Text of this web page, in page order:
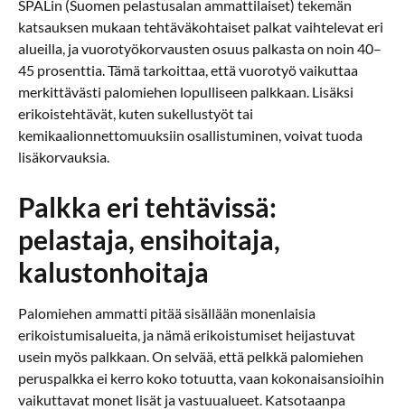
SPALin (Suomen pelastusalan ammattilaiset) tekemän
katsauksen mukaan tehtäväkohtaiset palkat vaihtelevat eri
alueilla, ja vuorotyökorvausten osuus palkasta on noin 40–
45 prosenttia. Tämä tarkoittaa, että vuorotyö vaikuttaa
merkittävästi palomiehen lopulliseen palkkaan. Lisäksi
erikoistehtävät, kuten sukellustyöt tai
kemikaalionnettomuuksiin osallistuminen, voivat tuoda
lisäkorvauksia.
Palkka eri tehtävissä:
pelastaja, ensihoitaja,
kalustonhoitaja
Palomiehen ammatti pitää sisällään monenlaisia
erikoistumisalueita, ja nämä erikoistumiset heijastuvat
usein myös palkkaan. On selvää, että pelkkä palomiehen
peruspalkka ei kerro koko totuutta, vaan kokonaisansioihin
vaikuttavat monet lisät ja vastuualueet. Katsotaanpa